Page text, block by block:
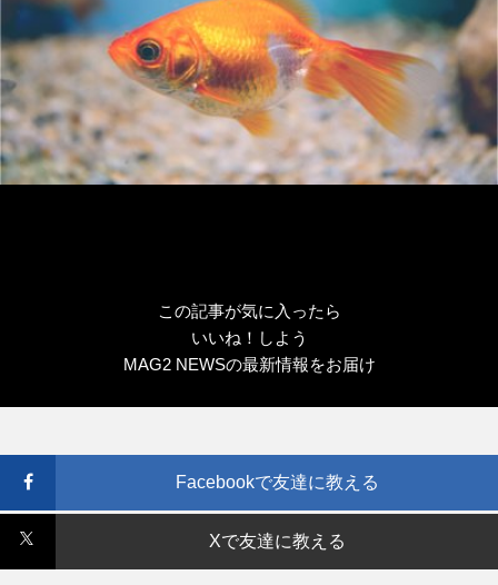
この記事が気に入ったら
いいね！しよう
MAG2 NEWSの最新情報をお届け
Facebookで友達に教える
Xで友達に教える